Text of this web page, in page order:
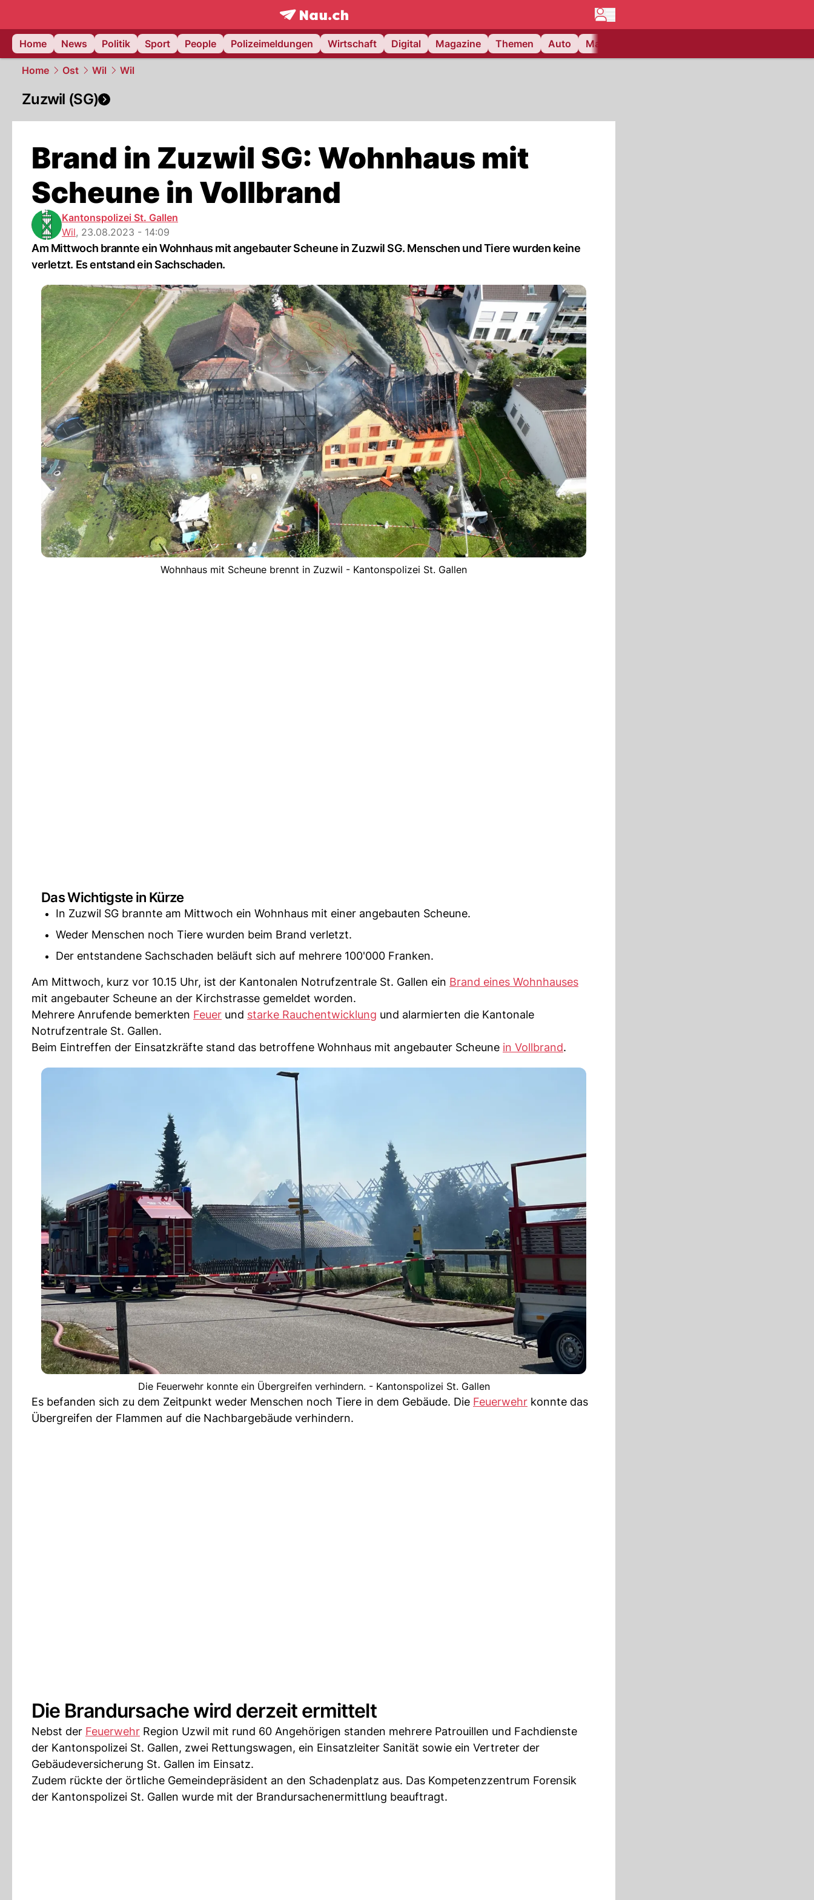
frontpage.NAU.ch
Home
News Politik Sport People Polizeimeldungen Wirtschaft Digital Magazine Themen Auto Matchcenter
Home Ost Wil Wil
Zuzwil (SG)
Brand in Zuzwil SG: Wohnhaus mit
Scheune in Vollbrand
Kantonspolizei St. Gallen
Wil, 23.08.2023 - 14:09
Am Mittwoch brannte ein Wohnhaus mit angebauter Scheune in Zuzwil SG. Menschen und Tiere wurden keine
verletzt. Es entstand ein Sachschaden.
Wohnhaus mit Scheune brennt in Zuzwil - Kantonspolizei St. Gallen
Das Wichtigste in Kürze
In Zuzwil SG brannte am Mittwoch ein Wohnhaus mit einer angebauten Scheune.
Weder Menschen noch Tiere wurden beim Brand verletzt.
Der entstandene Sachschaden beläuft sich auf mehrere 100'000 Franken.
Am Mittwoch, kurz vor 10.15 Uhr, ist der Kantonalen Notrufzentrale St. Gallen ein Brand eines Wohnhauses
mit angebauter Scheune an der Kirchstrasse gemeldet worden.
Mehrere Anrufende bemerkten Feuer und starke Rauchentwicklung und alarmierten die Kantonale
Notrufzentrale St. Gallen.
Beim Eintreffen der Einsatzkräfte stand das betroffene Wohnhaus mit angebauter Scheune in Vollbrand.
Die Feuerwehr konnte ein Übergreifen verhindern. - Kantonspolizei St. Gallen
Es befanden sich zu dem Zeitpunkt weder Menschen noch Tiere in dem Gebäude. Die Feuerwehr konnte das
Übergreifen der Flammen auf die Nachbargebäude verhindern.
Die Brandursache wird derzeit ermittelt
Nebst der Feuerwehr Region Uzwil mit rund 60 Angehörigen standen mehrere Patrouillen und Fachdienste
der Kantonspolizei St. Gallen, zwei Rettungswagen, ein Einsatzleiter Sanität sowie ein Vertreter der
Gebäudeversicherung St. Gallen im Einsatz.
Zudem rückte der örtliche Gemeindepräsident an den Schadenplatz aus. Das Kompetenzzentrum Forensik
der Kantonspolizei St. Gallen wurde mit der Brandursachenermittlung beauftragt.